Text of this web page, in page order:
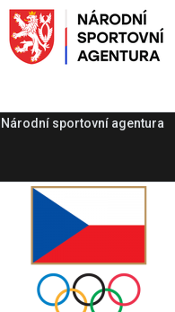
Národní sportovní agentura